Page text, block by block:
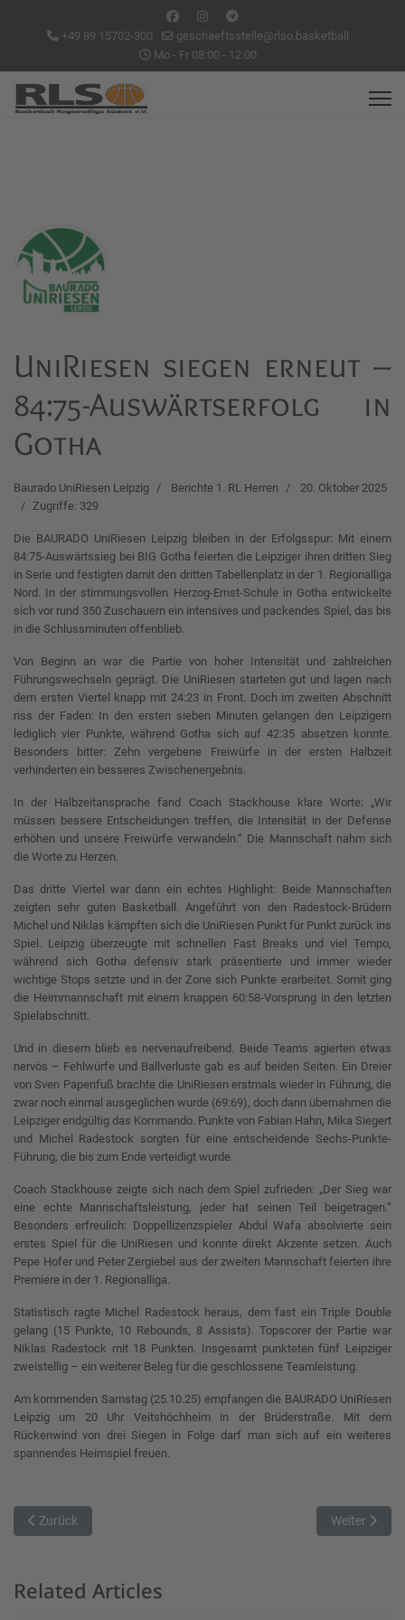
+49 89 15702-300
geschaeftsstelle@rlso.basketball
Mo - Fr 08:00 - 12:00
UniRiesen siegen erneut –
84:75-Auswärtserfolg in
Gotha
Baurado UniRiesen Leipzig Berichte 1. RL Herren
20. Oktober 2025
Zugriffe: 329
Die BAURADO UniRiesen Leipzig bleiben in der Erfolgsspur: Mit einem
84:75-Auswärtssieg bei BIG Gotha feierten die Leipziger ihren dritten Sieg
in Serie und festigten damit den dritten Tabellenplatz in der 1. Regionalliga
Nord. In der stimmungsvollen Herzog-Ernst-Schule in Gotha entwickelte
sich vor rund 350 Zuschauern ein intensives und packendes Spiel, das bis
in die Schlussminuten offenblieb.
Von Beginn an war die Partie von hoher Intensität und zahlreichen
Führungswechseln geprägt. Die UniRiesen starteten gut und lagen nach
dem ersten Viertel knapp mit 24:23 in Front. Doch im zweiten Abschnitt
riss der Faden: In den ersten sieben Minuten gelangen den Leipzigern
lediglich vier Punkte, während Gotha sich auf 42:35 absetzen konnte.
Besonders bitter: Zehn vergebene Freiwürfe in der ersten Halbzeit
verhinderten ein besseres Zwischenergebnis.
In der Halbzeitansprache fand Coach Stackhouse klare Worte: „Wir
müssen bessere Entscheidungen treffen, die Intensität in der Defense
erhöhen und unsere Freiwürfe verwandeln.“ Die Mannschaft nahm sich
die Worte zu Herzen.
Das dritte Viertel war dann ein echtes Highlight: Beide Mannschaften
zeigten sehr guten Basketball. Angeführt von den Radestock-Brüdern
Michel und Niklas kämpften sich die UniRiesen Punkt für Punkt zurück ins
Spiel. Leipzig überzeugte mit schnellen Fast Breaks und viel Tempo,
während sich Gotha defensiv stark präsentierte und immer wieder
wichtige Stops setzte und in der Zone sich Punkte erarbeitet. Somit ging
die Heimmannschaft mit einem knappen 60:58-Vorsprung in den letzten
Spielabschnitt.
Und in diesem blieb es nervenaufreibend. Beide Teams agierten etwas
nervös – Fehlwürfe und Ballverluste gab es auf beiden Seiten. Ein Dreier
von Sven Papenfuß brachte die UniRiesen erstmals wieder in Führung, die
zwar noch einmal ausgeglichen wurde (69:69), doch dann übernahmen die
Leipziger endgültig das Kommando. Punkte von Fabian Hahn, Mika Siegert
und Michel Radestock sorgten für eine entscheidende Sechs-Punkte-
Führung, die bis zum Ende verteidigt wurde.
Coach Stackhouse zeigte sich nach dem Spiel zufrieden: „Der Sieg war
eine echte Mannschaftsleistung, jeder hat seinen Teil beigetragen.“
Besonders erfreulich: Doppellizenzspieler Abdul Wafa absolvierte sein
erstes Spiel für die UniRiesen und konnte direkt Akzente setzen. Auch
Pepe Hofer und Peter Zergiebel aus der zweiten Mannschaft feierten ihre
Premiere in der 1. Regionalliga.
Statistisch ragte Michel Radestock heraus, dem fast ein Triple Double
gelang (15 Punkte, 10 Rebounds, 8 Assists). Topscorer der Partie war
Niklas Radestock mit 18 Punkten. Insgesamt punkteten fünf Leipziger
zweistellig – ein weiterer Beleg für die geschlossene Teamleistung.
Am kommenden Samstag (25.10.25) empfangen die BAURADO UniRiesen
Leipzig um 20 Uhr Veitshöchheim in der Brüderstraße. Mit dem
Rückenwind von drei Siegen in Folge darf man sich auf ein weiteres
spannendes Heimspiel freuen.
Vorheriger Beitrag: Die Treuchtlinger Basketballer feiern einen
Zurück Nächster
Weiter
Related Articles